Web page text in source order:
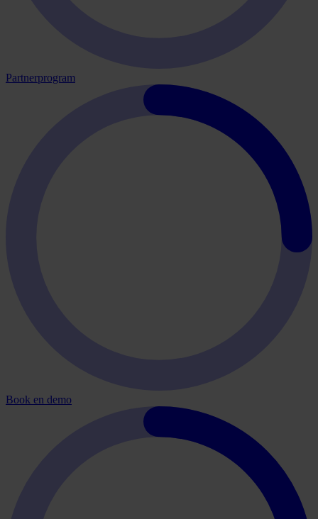
Partnerprogram
Book en demo